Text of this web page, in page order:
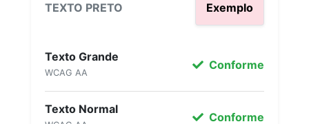
TEXTO PRETO Exemplo
Texto Grande
WCAG AA
Conforme
Texto Normal
Conforme